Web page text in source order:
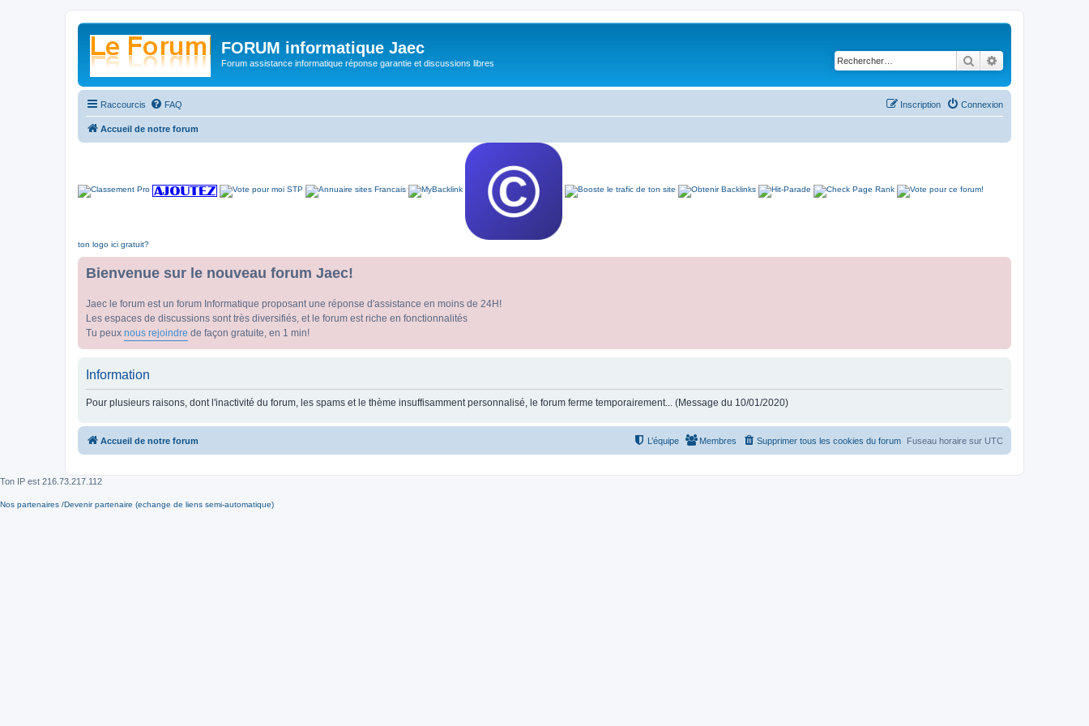
FORUM informatique Jaec
Forum assistance informatique réponse garantie et discussions libres Rechercher
Raccourcis FAQ Connexion
Inscription
Accueil de notre forum
ton logo ici gratuit?
Bienvenue sur le nouveau forum Jaec!
Jaec le forum est un forum Informatique proposant une réponse d'assistance en moins de 24H!
Les espaces de discussions sont très diversifiés, et le forum est riche en fonctionnalités
Tu peux nous rejoindre de façon gratuite, en 1 min!
Information
Pour plusieurs raisons, dont l'inactivité du forum, les spams et le thème insuffisamment personnalisé, le forum ferme temporairement... (Message du 10/01/2020)
Accueil de notre forum Fuseau horaire sur UTC
Supprimer tous les cookies du forum
Membres
L’équipe
Ton IP est 216.73.217.112
Nos partenaires /Devenir partenaire (echange de liens semi-automatique)